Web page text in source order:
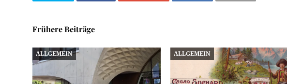
Frühere Beiträge
ALLGEMEIN ALLGEMEIN